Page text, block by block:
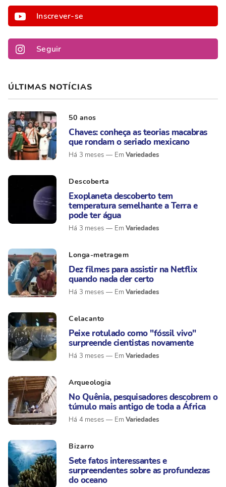
Inscrever-se
Seguir
ÚLTIMAS NOTÍCIAS
50 anos
Chaves: conheça as teorias macabras
que rondam o seriado mexicano
Há 3 meses Variedades
Descoberta
Exoplaneta descoberto tem
temperatura semelhante a Terra e
pode ter água
Há 3 meses Variedades
Longa-metragem
Dez filmes para assistir na Netflix
quando nada der certo
Há 3 meses Variedades
Celacanto
Peixe rotulado como "fóssil vivo"
surpreende cientistas novamente
Há 3 meses Variedades
Arqueologia
No Quênia, pesquisadores descobrem o
túmulo mais antigo de toda a África
Há 4 meses Variedades
Bizarro
Sete fatos interessantes e
surpreendentes sobre as profundezas
do oceano